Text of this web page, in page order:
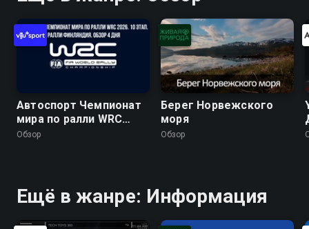
Автоспорт Чемпионат
мира по ралли WRC
2026. 10 этап. Ралли
Обзор
Берег Норвежского
моря
Обзор
Ещё в жанре: Информация